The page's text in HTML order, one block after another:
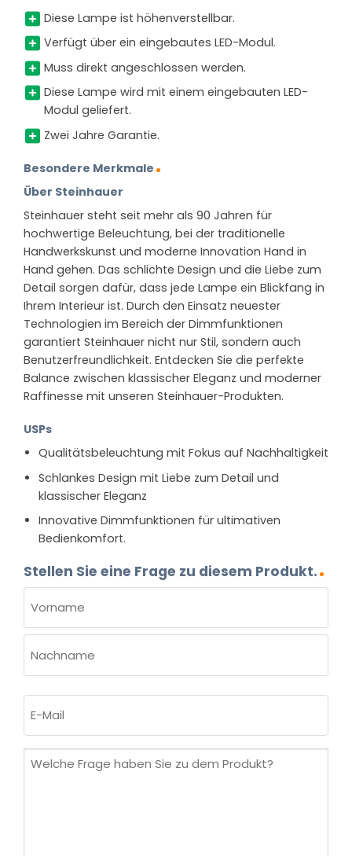
Diese Lampe ist höhenverstellbar.
Verfügt über ein eingebautes LED-Modul.
Muss direkt angeschlossen werden.
Diese Lampe wird mit einem eingebauten LED-
Modul geliefert.
Zwei Jahre Garantie.
Besondere Merkmale
Über Steinhauer
Steinhauer steht seit mehr als 90 Jahren für
hochwertige Beleuchtung, bei der traditionelle
Handwerkskunst und moderne Innovation Hand in
Hand gehen. Das schlichte Design und die Liebe zum
Detail sorgen dafür, dass jede Lampe ein Blickfang in
Ihrem Interieur ist. Durch den Einsatz neuester
Technologien im Bereich der Dimmfunktionen
garantiert Steinhauer nicht nur Stil, sondern auch
Benutzerfreundlichkeit. Entdecken Sie die perfekte
Balance zwischen klassischer Eleganz und moderner
Raffinesse mit unseren Steinhauer-Produkten.
USPs
Qualitätsbeleuchtung mit Fokus auf Nachhaltigkeit
Schlankes Design mit Liebe zum Detail und
klassischer Eleganz
Innovative Dimmfunktionen für ultimativen
Bedienkomfort.
Stellen Sie eine Frage zu diesem Produkt.
(ERFORDERLICH)
Vorname
Mail
Welche